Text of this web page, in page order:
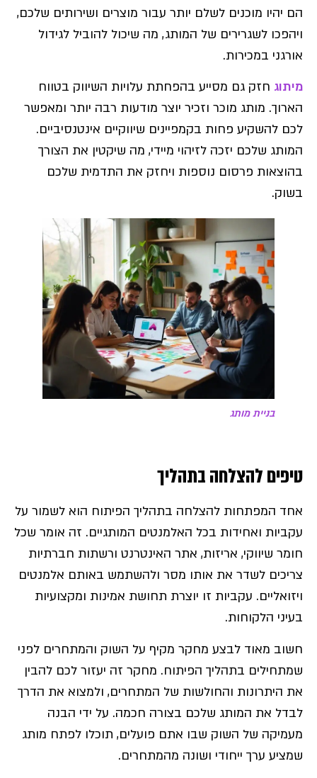
הם יהיו מוכנים לשלם יותר עבור מוצרים ושירותים שלכם,
ויהפכו לשגרירים של המותג, מה שיכול להוביל לגידול
אורגני במכירות.
מיתוג חזק גם מסייע בהפחתת עלויות השיווק בטווח
הארוך. מותג מוכר וזכיר יוצר מודעות רבה יותר ומאפשר
לכם להשקיע פחות בקמפיינים שיווקיים אינטנסיביים.
המותג שלכם יזכה לזיהוי מיידי, מה שיקטין את הצורך
בהוצאות פרסום נוספות ויחזק את התדמית שלכם
בשוק.
בניית מותג
טיפים להצלחה בתהליך
אחד המפתחות להצלחה בתהליך הפיתוח הוא לשמור על
עקביות ואחידות בכל האלמנטים המותגיים. זה אומר שכל
חומר שיווקי, אריזות, אתר האינטרנט ורשתות חברתיות
צריכים לשדר את אותו מסר ולהשתמש באותם אלמנטים
ויזואליים. עקביות זו יוצרת תחושת אמינות ומקצועיות
בעיני הלקוחות.
חשוב מאוד לבצע מחקר מקיף על השוק והמתחרים לפני
שמתחילים בתהליך הפיתוח. מחקר זה יעזור לכם להבין
את היתרונות והחולשות של המתחרים, ולמצוא את הדרך
לבדל את המותג שלכם בצורה חכמה. על ידי הבנה
מעמיקה של השוק שבו אתם פועלים, תוכלו לפתח מותג
שמציע ערך ייחודי ושונה מהמתחרים.